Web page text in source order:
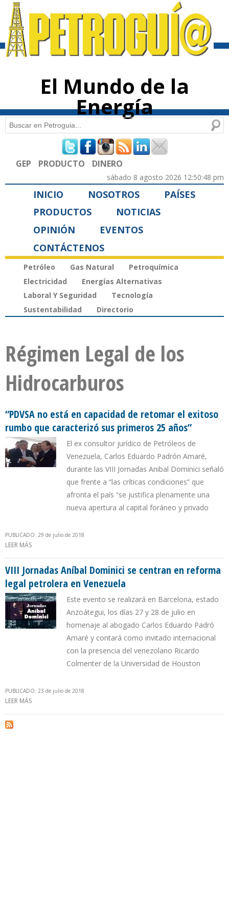
contenido
El Mundo de la
Energía
Formulario de búsqueda
Buscar
GEP PRODUCTO DINERO
sábado 8 agosto 2026 12:50:48 pm
INICIO NOSOTROS
PAÍSES
PRODUCTOS
NOTICIAS
OPINIÓN
EVENTOS
CONTÁCTENOS
Petróleo Gas Natural
Petroquímica
Electricidad
Energías Alternativas
Laboral Y Seguridad
Tecnología
Sustentabilidad
Directorio
Régimen Legal de los
Hidrocarburos
“PDVSA no está en capacidad de retomar el exitoso
rumbo que caracterizó sus primeros 25 años”
El ex consultor jurídico de Petróleos de
Venezuela, Carlos Eduardo Padrón Amaré,
durante las VIII Jornadas Anibal Dominici señaló
que frente a “las críticas condiciones” que
afronta el país “se justifica plenamente una
nueva apertura al capital foráneo y privado
PUBLICADO: 29 de julio de 2018
LEER MÁS
VIII Jornadas Aníbal Dominici se centran en reforma
legal petrolera en Venezuela
Este evento se realizará en Barcelona, estado
Anzoátegui, los días 27 y 28 de julio en
homenaje al abogado Carlos Eduardo Padró
Amaré y contará como invitado internacional
con la presencia del venezolano Ricardo
Colmenter de la Universidad de Houston
PUBLICADO: 23 de julio de 2018
LEER MÁS